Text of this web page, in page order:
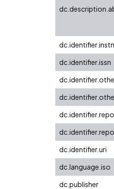
dc.identifier.issn
dc.identifier.uri
dc.language.iso
dc.publisher